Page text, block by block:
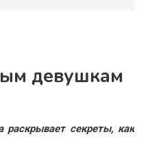
девушкам
секреты, как